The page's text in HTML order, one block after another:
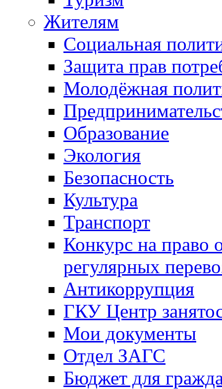
Жителям
Социальная
Защита прав
Молодёжная
Образование
Экология
Безопасность
Культура
Транспорт
Конкурс на право
регулярных
Антикоррупция
ГКУ Центр
Мои документы
Отдел ЗАГС
Бюджет для